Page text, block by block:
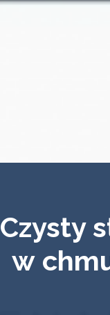
Czysty
w